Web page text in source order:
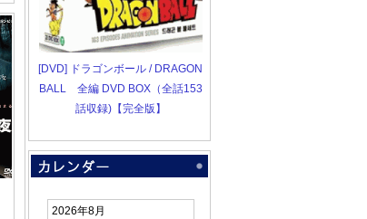
[DVD] ドラゴンボール / DRAGON
BALL 全編 DVD BOX（全話153
話収録)【完全版】
2026年8月